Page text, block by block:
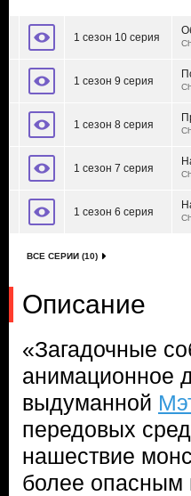
1 сезон 10 серия
1 сезон 9 серия
1 сезон 8 серия
1 сезон 7 серия
1 сезон 6 серия
ВСЕ СЕРИИ (10)
Описание
«Загадочные
анимационное
выдуманной
передовых
нашествие
более опасным